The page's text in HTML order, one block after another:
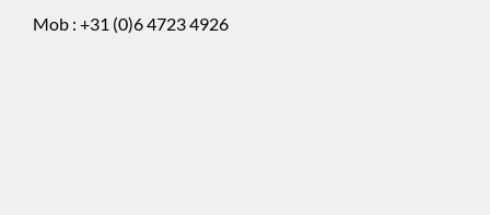
Mob : +31 (0)6 4723 4926